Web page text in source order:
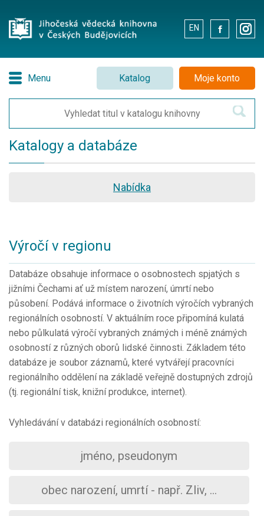
EN . .
Menu Katalog Moje konto
Katalogy a databáze
Nabídka
Výročí v regionu
Databáze obsahuje informace o osobnostech spjatých s
jižními Čechami ať už místem narození, úmrtí nebo
působení. Podává informace o životních výročích vybraných
regionálních osobností. V aktuálním roce připomíná kulatá
nebo půlkulatá výročí vybraných známých i méně známých
osobností z různých oborů lidské činnosti. Základem této
databáze je soubor záznamů, které vytvářejí pracovníci
regionálního oddělení na základě veřejně dostupných zdrojů
(tj. regionální tisk, knižní produkce, internet).
Vyhledávání v databázi regionálních osobností: